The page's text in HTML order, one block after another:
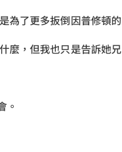
為了更多扳倒因普修頓的
麼，但我也只是告訴她兄
。